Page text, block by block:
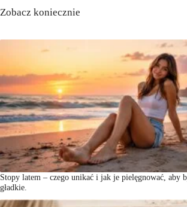
Zobacz koniecznie
Stopy latem – czego unikać i jak je pielęgnować, aby
gładkie.